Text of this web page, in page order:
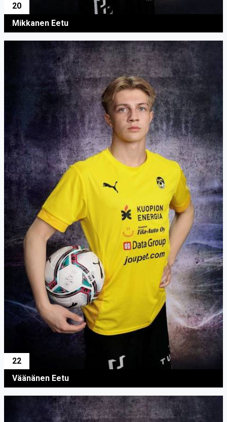
20
Mikkanen Eetu
22
Väänänen Eetu